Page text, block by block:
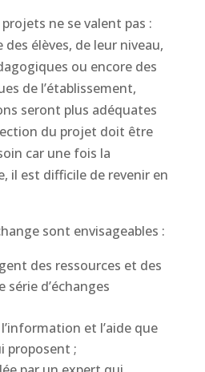
ne se valent pas :
élèves, de leur niveau,
ou encore des
de l’établissement,
seront plus adéquates
du projet doit être
car une fois la
il est difficile de revenir en
sont envisageables :
des ressources et des
d’échanges
et l’aide que
proposent ;